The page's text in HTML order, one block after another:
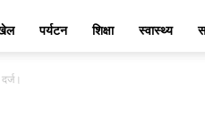
पर्यटन शिक्षा स्वास्थ्य